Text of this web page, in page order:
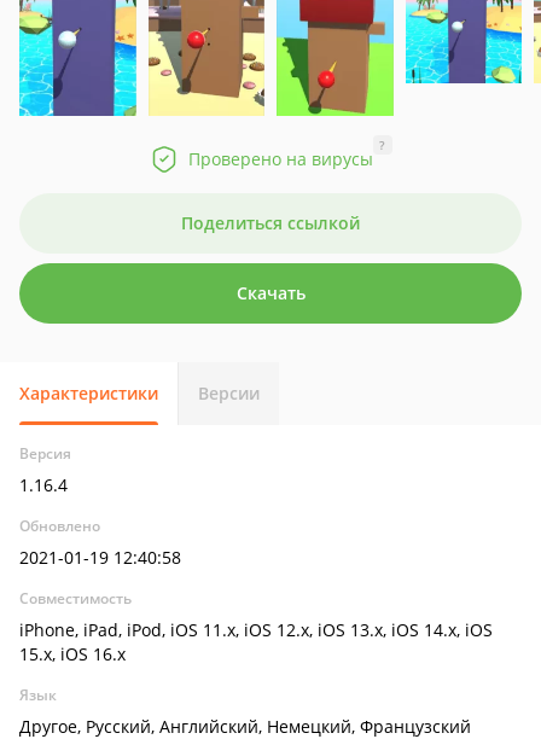
Проверено на вирусы
?
Поделиться ссылкой
Скачать
Характеристики Версии
Версия
1.16.4
Обновлено
2021-01-19 12:40:58
Совместимость
iPhone, iPad, iPod, iOS 11.x, iOS 12.x, iOS 13.x, iOS 14.x, iOS
15.x, iOS 16.x
Язык
Другое, Русский, Английский, Немецкий, Французский